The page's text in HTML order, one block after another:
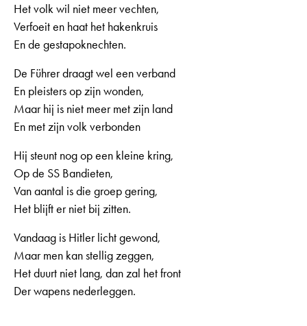
Het volk wil niet meer vechten,
Verfoeit en haat het hakenkruis
En de gestapoknechten.
De Führer draagt wel een verband
En pleisters op zijn wonden,
Maar hij is niet meer met zijn land
En met zijn volk verbonden
Hij steunt nog op een kleine kring,
Op de SS Bandieten,
Van aantal is die groep gering,
Het blijft er niet bij zitten.
Vandaag is Hitler licht gewond,
Maar men kan stellig zeggen,
Het duurt niet lang, dan zal het front
Der wapens nederleggen.